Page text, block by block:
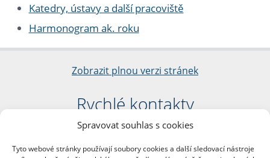
Spravovat souhlas s cookies
Tyto webové stránky používají soubory cookies a další sledovací nástroje
Katedry, ústavy a další pracoviště
Harmonogram ak. roku
Zobrazit plnou verzi stránek
Rychlé kontakty
Filozofická fakulta
nám. Jana Palacha 1/2